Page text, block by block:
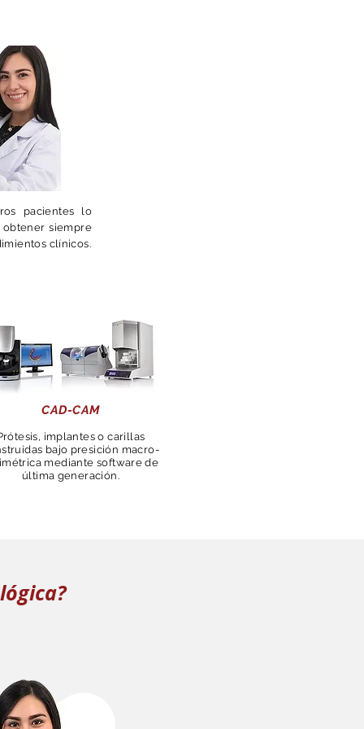
pacientes lo
siempre
clínicos.
CAD-CAM
implantes o carillas
bajo presición macro-
mediante software de
última generación.